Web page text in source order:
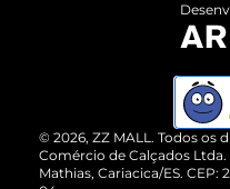
ZZ MALL é confiável
Cartão Presente
Vendas Corporativas
Devolução do
Compre pelo
© 2026, ZZ MALL. Todos os
Comércio de Calçados
Mathias, Cariacica/ES. CEP: